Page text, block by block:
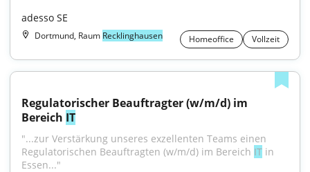
adesso SE
Dortmund, Raum Recklinghausen Homeoffice Vollzeit
Regulatorischer Beauftragter (w/m/d) im
Bereich IT
"...zur Verstärkung unseres exzellenten Teams einen
Regulatorischen Beauftragten (w/m/d) im Bereich IT in
Essen..."